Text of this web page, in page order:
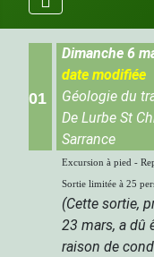
01
Dimanche
date modifiée
Géologie du
De Lurbe St
Sarrance
Excursion à pied -
Sortie limitée à 25
(Cette sortie,
23 mars, a dû
raison de